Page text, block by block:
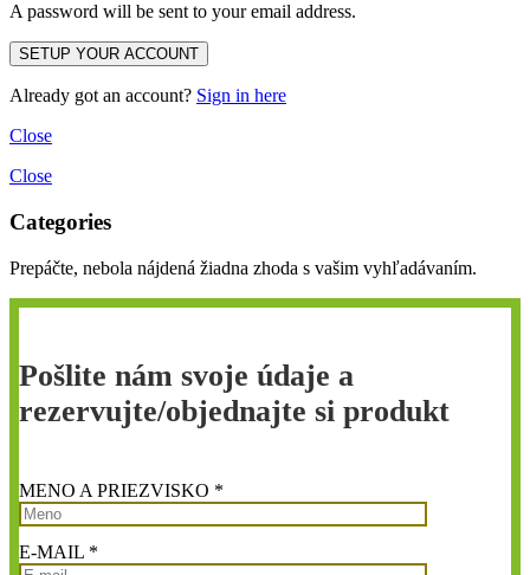
A password will be sent to your email address.
Already got an account? Sign in here
Close
Close
Categories
Prepáčte, nebola nájdená žiadna zhoda s vašim vyhľadávaním.
Pošlite nám svoje údaje a
rezervujte/objednajte si produkt
MENO A PRIEZVISKO *
E-MAIL *